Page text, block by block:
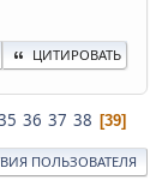
ЦИТИРОВАТЬ
36 37 38 39
ПОЛЬЗОВАТЕЛЯ